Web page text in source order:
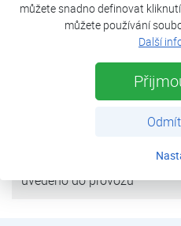
můžete snadno definovat
můžete používání
Další
tepelná ztráta objektu
tepelné čerpadlo
výkon (A2/W35)
uvedeno do provozu